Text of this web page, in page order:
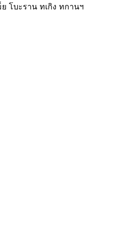
โบะราน ทเกิง ทกานฯ